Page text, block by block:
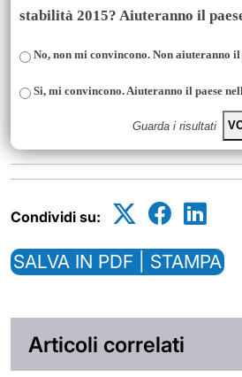
stabilità 2015? Aiuteranno il
No, non mi convincono. Non aiuteranno
Si, mi convincono. Aiuteranno il paese
Guarda i risultati
Condividi su:
SALVA IN PDF | STAMPA
Articoli correlati